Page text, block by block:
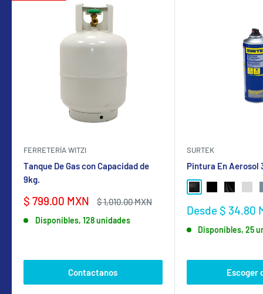
FERRETERÍA WITZI
Tanque De Gas con Capacidad de
9kg.
Precio
venta
$ 799.00 MXN
Precio
$ 1,010.00 MXN
Disponibles, 128 unidades
Contactanos
SURTEK
Pintura En Aerosol
NEGRO BRILLANTE
NEGRO MATE
NEGRO
Precio
venta
Desde $ 34.80
Disponibles, 25
Escoger